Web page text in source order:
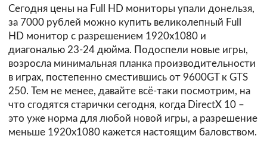
Сегодня цены на Full HD мониторы упали донельзя,
за 7000 рублей можно купить великолепный Full
HD монитор с разрешением 1920x1080 и
диагональю 23-24 дюйма. Подоспели новые игры,
возросла минимальная планка производительности
в играх, постепенно сместившись от 9600GT к GTS
250. Тем не менее, давайте всё-таки посмотрим, на
что сгодятся старички сегодня, когда DirectX 10 –
это уже норма для любой новой игры, а разрешение
меньше 1920x1080 кажется настоящим баловством.